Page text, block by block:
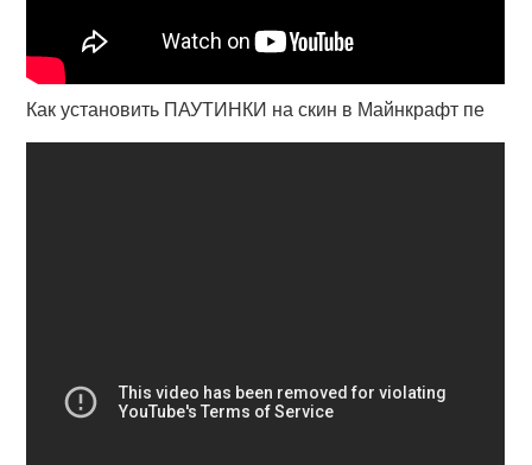
Как установить ПАУТИНКИ на скин в Майнкрафт пе